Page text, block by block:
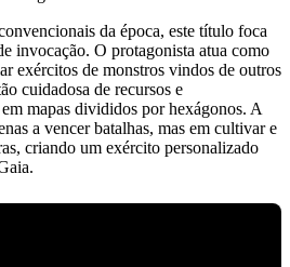
da época, este título foca
invocação. O protagonista atua como
exércitos de monstros vindos de outros
cuidadosa de recursos e
mapas divididos por hexágonos. A
a vencer batalhas, mas em cultivar e
criando um exército personalizado